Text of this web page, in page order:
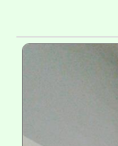
代
公
代
轉知
《
程